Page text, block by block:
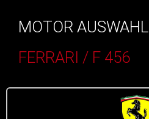
MOTOR AUSWAHL
FERRARI / F 456